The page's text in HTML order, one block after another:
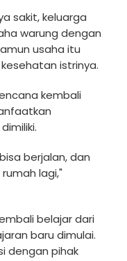
sakit, keluarga
warung dengan
usaha itu
istrinya.
kembali
berjalan, dan
lagi,"
belajar dari
baru dimulai.
dengan pihak